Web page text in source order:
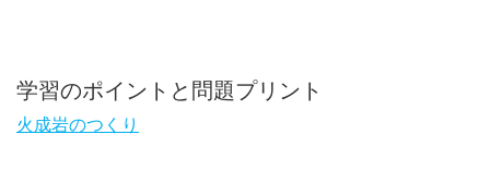
学習のポイントと問題プリント
火成岩のつくり